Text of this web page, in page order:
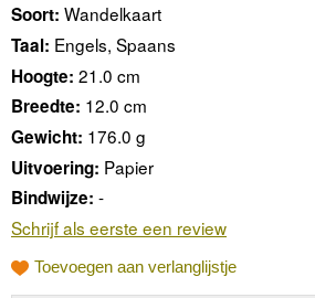
Soort: Wandelkaart
Taal: Engels, Spaans
Hoogte: 21.0 cm
Breedte: 12.0 cm
Gewicht: 176.0 g
Uitvoering: Papier
Bindwijze: -
Schrijf als eerste een review
Toevoegen aan verlanglijstje